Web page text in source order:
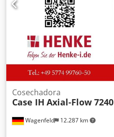
Wagenfeld 12.287 km
Cosechadora
Case IH Axial-Flow 7240